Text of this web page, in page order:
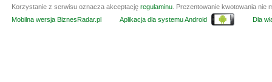
Korzystanie z serwisu oznacza akceptację regulaminu . Prezentowanie kwotowania
Mobilna wersja BiznesRadar.pl
Aplikacja dla systemu Android Dla